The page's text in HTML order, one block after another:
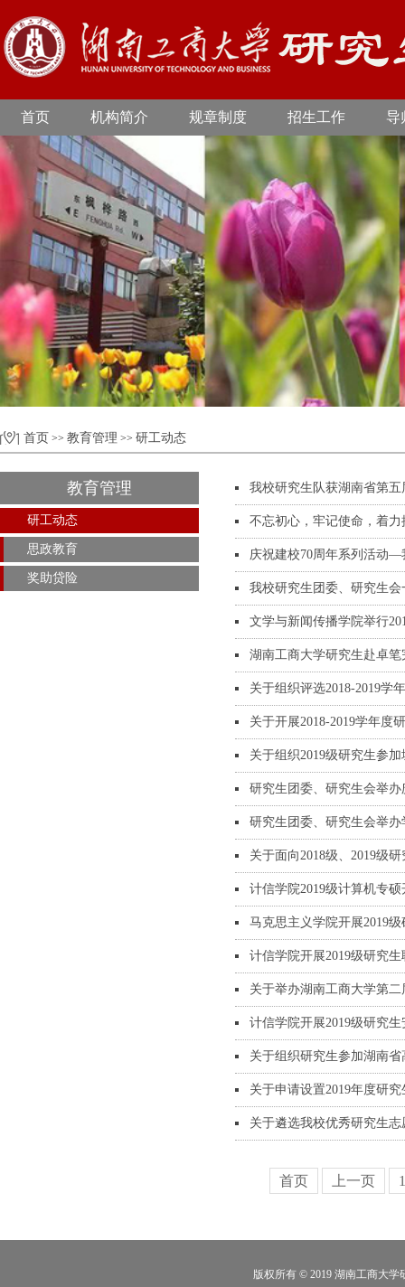
首页 机构简介 规章制度 招生工作 导
首页 >> 教育管理 >> 研工动态
教育管理
研工动态
思政教育
奖助贷险
我校研究生队获湖南省第
不忘初心，牢记使命，着
庆祝建校70周年系列活动—
我校研究生团委、研究生
文学与新闻传播学院举行
湖南工商大学研究生赴卓
关于组织评选2018-2019学
关于开展2018-2019学年度
关于组织2019级研究生参
研究生团委、研究生会举
研究生团委、研究生会举
关于面向2018级、2019级
计信学院2019级计算机专
马克思主义学院开展2019
计信学院开展2019级研究
关于举办湖南工商大学第
计信学院开展2019级研究
关于组织研究生参加湖南
关于申请设置2019年度研
关于遴选我校优秀研究生
首页 上一页 1
版权所有 © 2019 湖南工商大学